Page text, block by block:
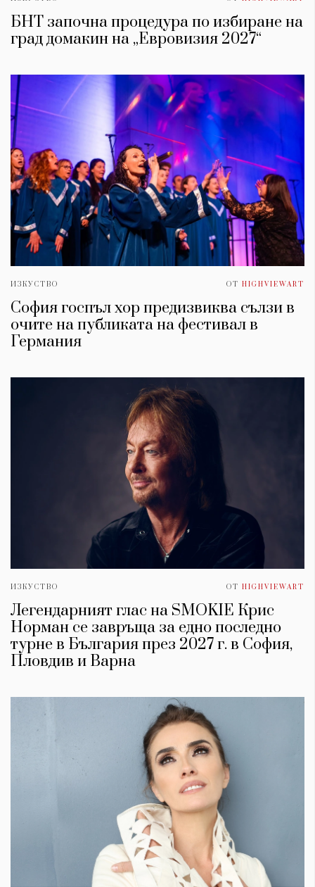
БНТ започна процедура по избиране на
град домакин на „Евровизия 2027“
ИЗКУСТВО ОТ HIGHVIEWART
София госпъл хор предизвиква сълзи в
очите на публиката на фестивал в
Германия
ИЗКУСТВО ОТ HIGHVIEWART
Легендарният глас на SMOKIE Крис
Норман се завръща за едно последно
турне в България през 2027 г. в София,
Пловдив и Варна